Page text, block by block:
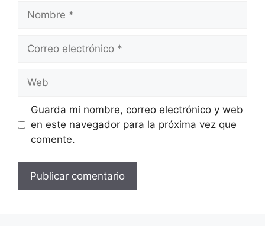
Nombre
Correo
Web
Guarda mi nombre, correo electrónico y web
en este navegador para la próxima vez que
comente.